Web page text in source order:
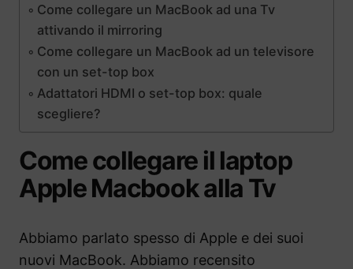
Come collegare un MacBook ad una Tv
attivando il mirroring
Come collegare un MacBook ad un televisore
con un set-top box
Adattatori HDMI o set-top box: quale
scegliere?
Come collegare il laptop
Apple Macbook alla Tv
Abbiamo parlato spesso di Apple e dei suoi
nuovi MacBook. Abbiamo recensito